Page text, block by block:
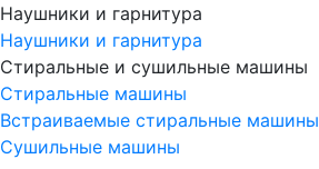
Наушники и гарнитура
Наушники и гарнитура
Стиральные и сушильные машины
Стиральные машины
Встраиваемые стиральные машины
Сушильные машины